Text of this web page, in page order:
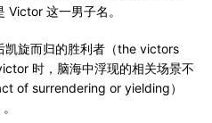
Victor 这一男子名。
凯旋而归的胜利者（the victors
时，脑海中浮现的相关场景不
of surrendering or yielding）